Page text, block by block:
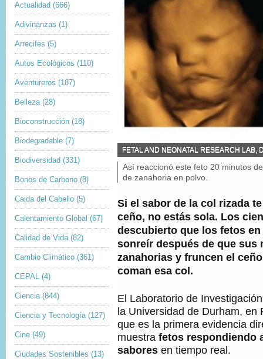
Actualidad (666)
Adivinanzas (1)
Arrecifes (5)
Autos Ecológicos (110)
Aventureros (187)
Belleza (28)
Bioconstrucción (18)
Biodegradable (7)
Biodiversidad (331)
Bonos de Carbono (8)
Caida del Cabello (5)
Calentamiento Global (67)
Calidad de Vida (82)
Cambio Climático (361)
CEPAL (4)
Ciencia (844)
Ciencia y Tecnología (127)
Cine (49)
Ciudades Sostenibles (13)
F
U
E
N
D
E
L
A
I
M
A
G
,
FETAL AND NEONATAL RESEARCH LAB,
P
i
d
e
f
o
t
,
Así reaccionó este feto 20 minutos
de zanahoria en polvo.
Si el sabor de la col rizada
ceño, no estás sola. Los
descubierto que los fetos
sonreír después de que sus
zanahorias y fruncen el
coman esa col.
El Laboratorio de
la Universidad de Durham, en
que es la primera evidencia
muestra fetos respondiendo
sabores en tiempo real.